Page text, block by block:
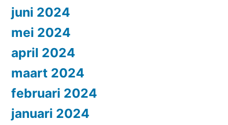
juni 2024
mei 2024
april 2024
maart 2024
februari 2024
januari 2024